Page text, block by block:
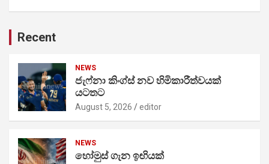
Recent
NEWS
ජැෆ්නා කිංග්ස් නව හිමිකාරීත්වයක්
යටතට
August 5, 2026 editor
NEWS
හෝමුස් ගැන ඉඟියක්